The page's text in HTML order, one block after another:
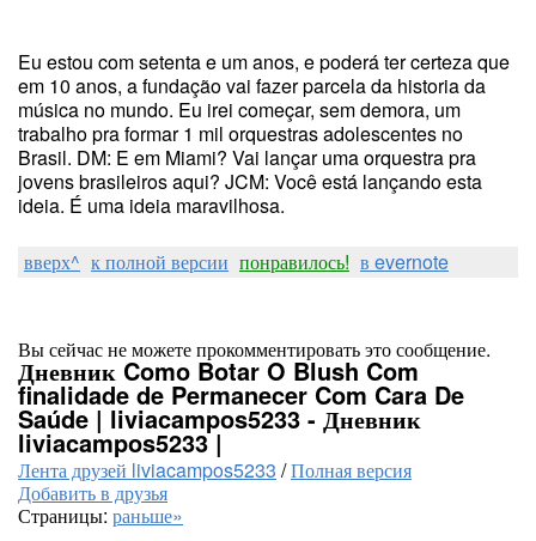
Eu estou com setenta e um anos, e poderá ter certeza que
em 10 anos, a fundação vai fazer parcela da historia da
música no mundo. Eu irei começar, sem demora, um
trabalho pra formar 1 mil orquestras adolescentes no
Brasil. DM: E em Miami? Vai lançar uma orquestra pra
jovens brasileiros aqui? JCM: Você está lançando esta
ideia. É uma ideia maravilhosa.
вверх^ к полной версии понравилось! в evernote
Вы сейчас не можете прокомментировать это сообщение.
Дневник Como Botar O Blush Com
finalidade de Permanecer Com Cara De
Saúde | liviacampos5233 - Дневник
liviacampos5233 |
Лента друзей liviacampos5233 /Полная версия
Добавить в друзья
Страницы: раньше»